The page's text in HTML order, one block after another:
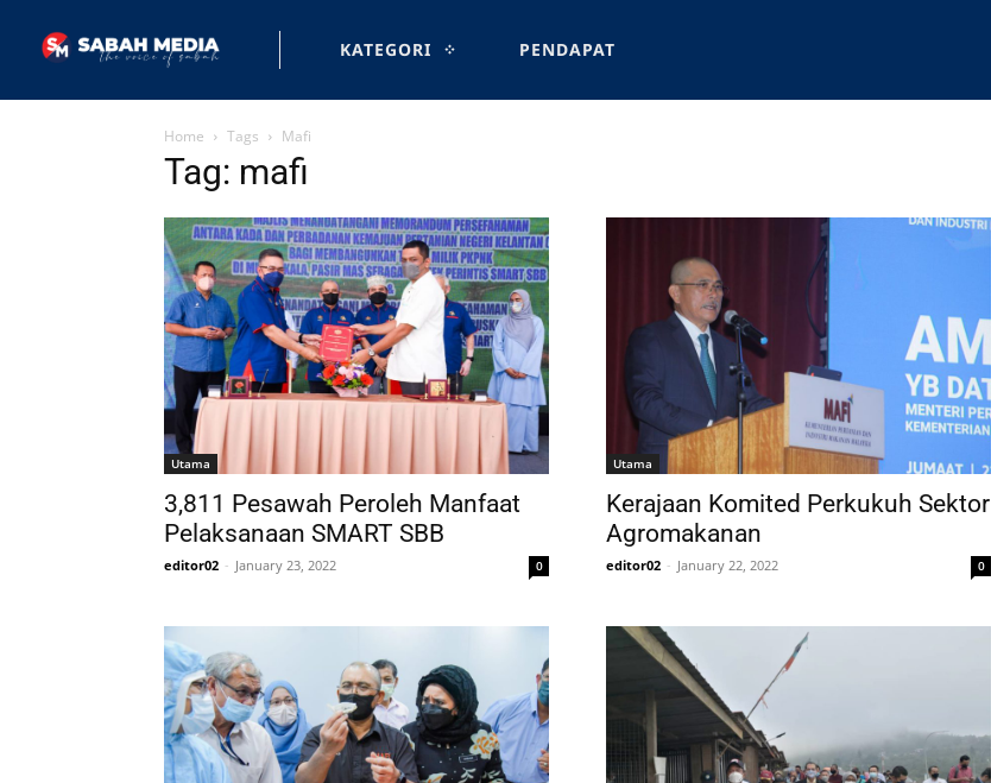
KATEGORI PENDAPAT
Home Tags Mafi
Tag: mafi
Utama
3,811 Pesawah Peroleh Manfaat
Pelaksanaan SMART SBB
editor02 - January 23, 2022 0
Utama
Kerajaan Komited Perkukuh Sektor
Agromakanan
editor02 - January 22, 2022 0